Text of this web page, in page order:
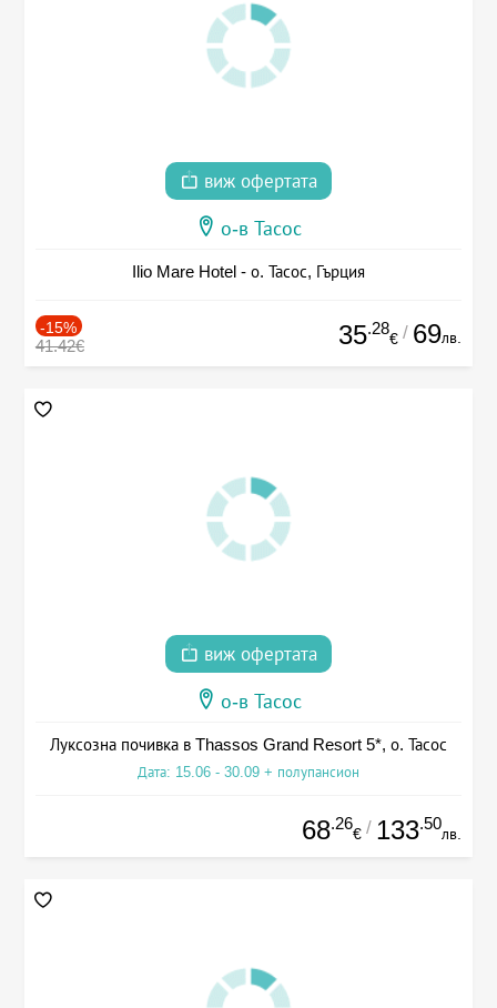
виж офертата
о-в Тасос
Ilio Mare Hotel - о. Тасос, Гърция
-15%
41.42€ 35.28
€ / 69лв.
виж офертата
о-в Тасос
Луксозна почивка в Thassos Grand Resort 5*, о. Тасос
Дата: 15.06 - 30.09 + полупансион
68.26
€ / 133.50
лв.